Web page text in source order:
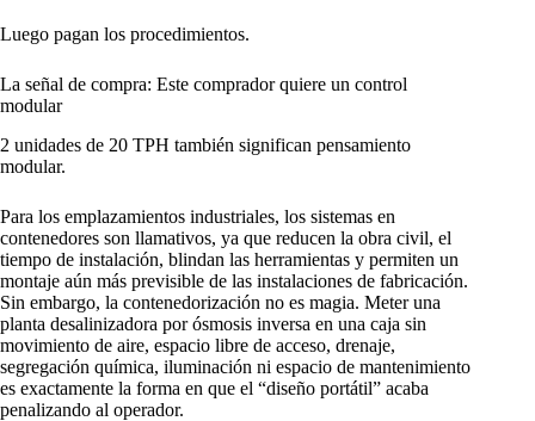
Luego pagan los procedimientos.
La señal de compra: Este comprador quiere un control
modular
2 unidades de 20 TPH también significan pensamiento
modular.
Para los emplazamientos industriales, los sistemas en
contenedores son llamativos, ya que reducen la obra civil, el
tiempo de instalación, blindan las herramientas y permiten un
montaje aún más previsible de las instalaciones de fabricación.
Sin embargo, la contenedorización no es magia. Meter una
planta desalinizadora por ósmosis inversa en una caja sin
movimiento de aire, espacio libre de acceso, drenaje,
segregación química, iluminación ni espacio de mantenimiento
es exactamente la forma en que el “diseño portátil” acaba
penalizando al operador.